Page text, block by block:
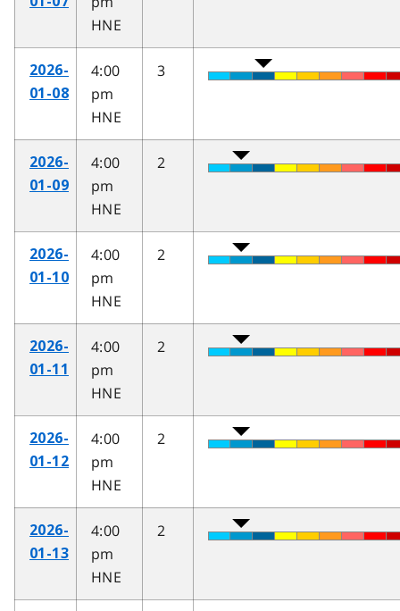
HNE
2026-
01-08
4:00
pm
HNE
3
2026-
01-09
4:00
pm
HNE
2
2026-
01-10
4:00
pm
HNE
2
2026-
01-11
4:00
pm
HNE
2
2026-
01-12
4:00
pm
HNE
2
2026-
01-13
4:00
pm
HNE
2